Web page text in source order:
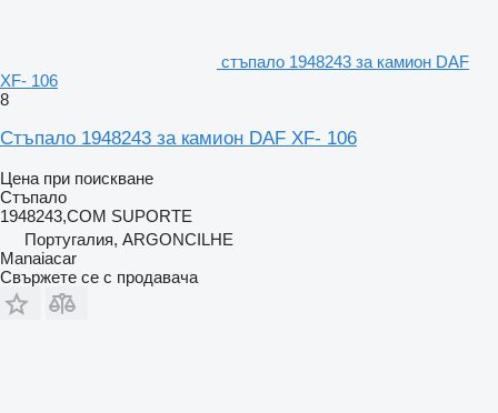
стъпало 1948243 за камион DAF
XF- 106
8
Стъпало 1948243 за камион DAF XF- 106
Цена при поискване
Стъпало
1948243,COM SUPORTE
Португалия, ARGONCILHE
Manaiacar
Свържете се с продавача